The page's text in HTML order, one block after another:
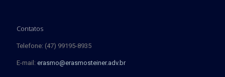
Contatos
Telefone: (47) 99195-8935
E-mail: erasmo@erasmosteiner.adv.br